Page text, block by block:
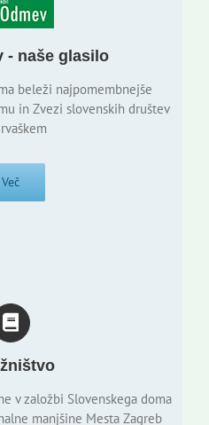
- naše glasilo
beleži najpomembnejše
in Zvezi slovenskih društev
Več
v založbi Slovenskega doma
manjšine Mesta Zagreb